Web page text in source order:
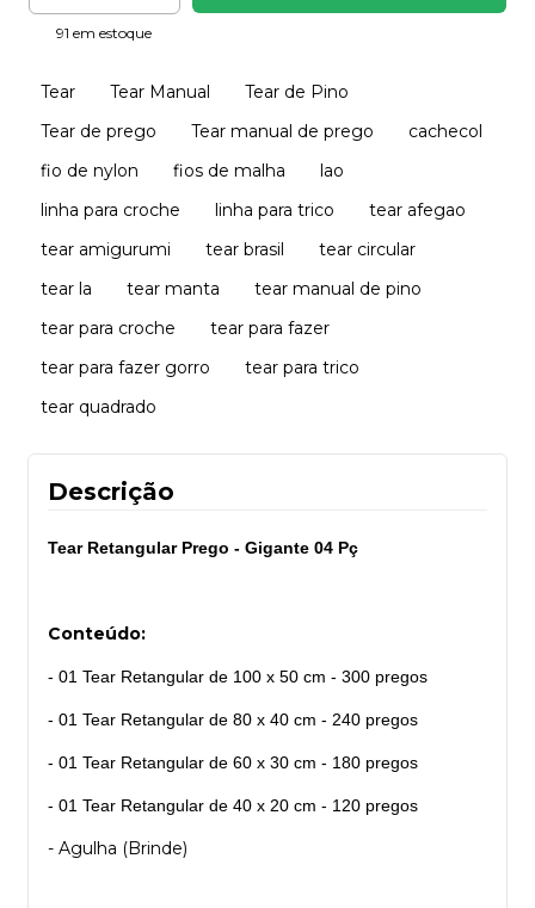
91 em estoque
Tear Tear Manual
Tear de Pino
Tear de prego
Tear manual de prego
cachecol
fio de nylon
fios de malha
lao
linha para croche
linha para trico
tear afegao
tear amigurumi
tear brasil
tear circular
tear la
tear manta
tear manual de pino
tear para croche
tear para fazer
tear para fazer gorro
tear para trico
tear quadrado
Descrição
Tear Retangular Prego - Gigante 04 Pç
Conteúdo:
- 01 Tear Retangular de 100 x 50 cm - 300 pregos
- 01 Tear Retangular de 80 x 40 cm - 240 pregos
- 01 Tear Retangular de 60 x 30 cm - 180 pregos
- 01 Tear Retangular de 40 x 20 cm - 120 pregos
- Agulha (Brinde)